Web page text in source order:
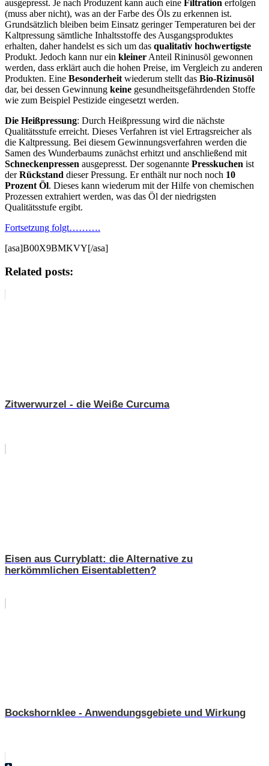
ausgepresst. Je nach Produzent kann auch eine Filtration erfolgen
(muss aber nicht), was an der Farbe des Öls zu erkennen ist.
Grundsätzlich bleiben beim Einsatz geringer Temperaturen bei der
Kaltpressung sämtliche Inhaltsstoffe des Ausgangsproduktes
erhalten, daher handelst es sich um das qualitativ hochwertigste
Produkt. Jedoch kann nur ein kleiner Anteil Rininusöl gewonnen
werden, dass erklärt auch die hohen Preise, im Vergleich zu anderen
Produkten. Eine Besonderheit wiederum stellt das Bio-Rizinusöl
dar, bei dessen Gewinnung keine gesundheitsgefährdenden Stoffe
wie zum Beispiel Pestizide eingesetzt werden.
Die Heißpressung: Durch Heißpressung wird die nächste
Qualitätsstufe erreicht. Dieses Verfahren ist viel Ertragsreicher als
die Kaltpressung. Bei diesem Gewinnungsverfahren werden die
Samen des Wunderbaums zunächst erhitzt und anschließend mit
Schneckenpressen ausgepresst. Der sogenannte Presskuchen ist
derRückstand dieser Pressung. Er enthält nur noch noch 10
Prozent Öl. Dieses kann wiederum mit der Hilfe von chemischen
Prozessen extrahiert werden, was das Öl der niedrigsten
Qualitätsstufe ergibt.
Fortsetzung folgt……….
[asa]B00X9BMKVY[/asa]
Related posts:
Zitwerwurzel - die Weiße Curcuma
Eisen aus Curryblatt: die Alternative zu
herkömmlichen Eisentabletten?
Bockshornklee - Anwendungsgebiete und Wirkung